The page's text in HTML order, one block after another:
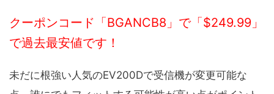
クーポンコード「BGANCB8」で「$249.99」
で過去最安値です！
未だに根強い人気のEV200Dで受信機が変更可能な